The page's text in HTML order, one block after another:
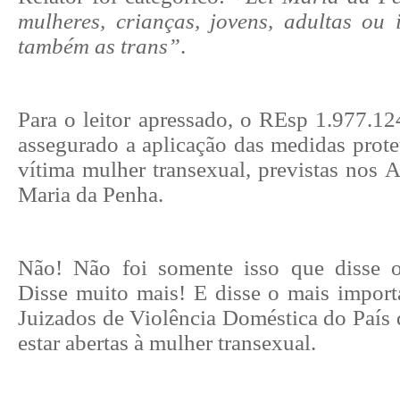
mulheres, crianças, jovens, adultas ou
também as trans”.
Para o leitor apressado, o REsp
assegurado a aplicação das medidas
vítima mulher transexual, previstas nos
Maria da Penha.
Não! Não foi somente isso que disse
Disse muito mais! E disse o mais
Juizados de Violência Doméstica do País
estar abertas à mulher transexual.